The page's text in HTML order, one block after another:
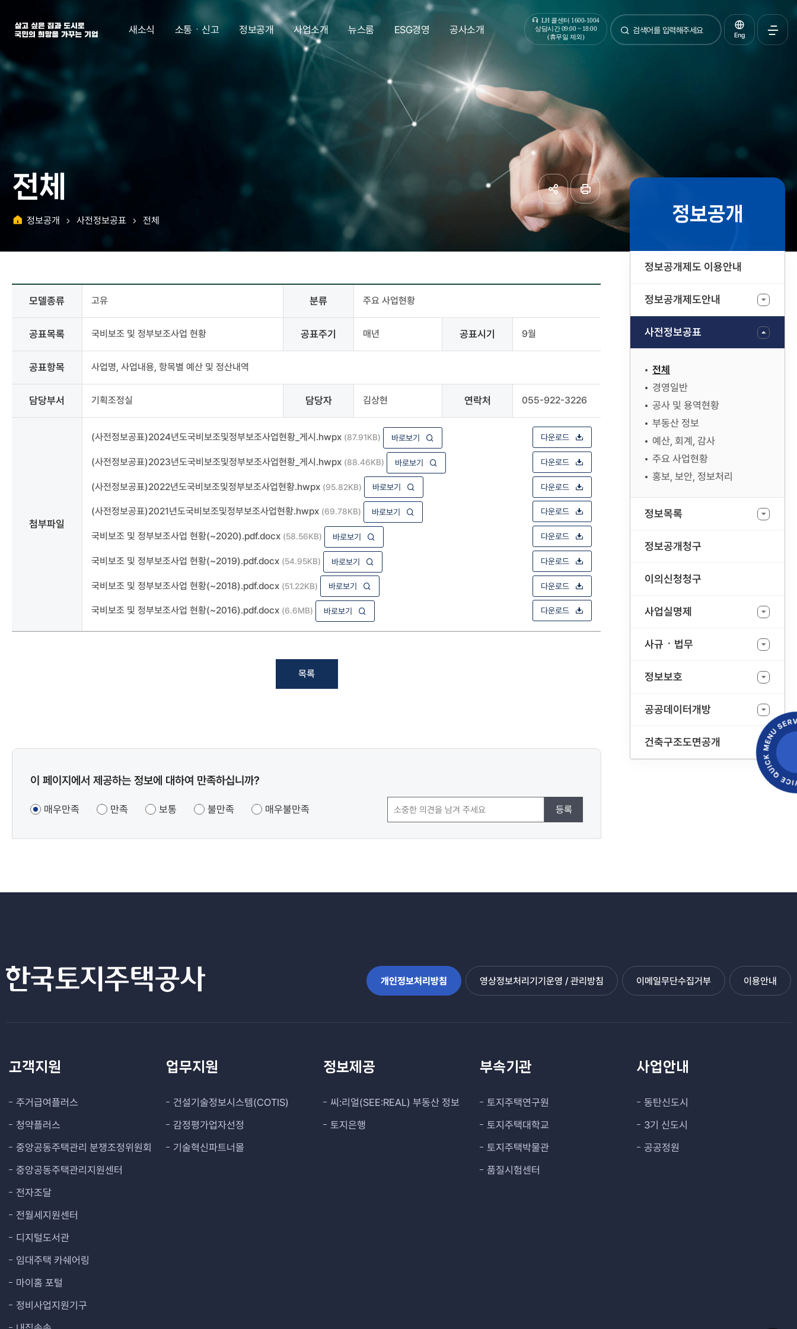
살고 싶은 집과 도시로 국민의 희망을 가꾸는 기업 | 한국토지주택공사
LH 콜센터 1600-1004
상담시간 09:00 ~ 18:00
(휴무일 제외)
통합검색
검색 Eng
새소식 소통ㆍ신고 정보공개 사업소개 뉴스룸 ESG경영 공사소개
전체
정보공개
정보공개제도 이용안내
정보공개제도안내
사전정보공표
전체
경영일반
공사 및 용역현황
부동산 정보
예산, 회계, 감사
주요 사업현황
홍보, 보안, 정보처리
정보목록
정보공개청구
이의신청청구
사업실명제
사규ㆍ법무
정보보호
공공데이터개방
건축구조도면공개
정보공개 사전정보공표 전체 공유하기페이지
-
모델종류,
공표주기,
공표시기,
공표항목,
담당부서,
담당자,
모델종류 고유 분류 주요 사업현황
공표목록 국비보조 및 정부보조사업 현황 공표주기 매년 공표시기 9월
공표항목 사업명, 사업내용, 항목별 예산 및 정산내역
담당부서 기획조정실 담당자 김상현 연락처 055-922-3226
첨부파일
(사전정보공표)2024년도국비보조및정부보조사업현황_게시.hwpx (87.91KB) 바로보기 다운로드
(사전정보공표)2023년도국비보조및정부보조사업현황_게시.hwpx (88.46KB) 바로보기 다운로드
(사전정보공표)2022년도국비보조및정부보조사업현황.hwpx (95.82KB) 바로보기 다운로드
(사전정보공표)2021년도국비보조및정부보조사업현황.hwpx (69.78KB) 바로보기 다운로드
국비보조 및 정부보조사업 현황(~2020).pdf.docx (58.56KB) 바로보기 다운로드
국비보조 및 정부보조사업 현황(~2019).pdf.docx (54.95KB) 바로보기 다운로드
국비보조 및 정부보조사업 현황(~2018).pdf.docx (51.22KB) 바로보기 다운로드
국비보조 및 정부보조사업 현황(~2016).pdf.docx (6.6MB) 바로보기 다운로드
목록
콘텐츠
조사
이 페이지에서 제공하는 정보에 대하여 만족하십니까?
매우만족 만족 보통 불만족 매우불만족 등록
개인정보처리방침 영상정보처리기기운영 / 관리방침 이메일무단수집거부 이용안내
고객지원
주거급여플러스
청약플러스
중앙공동주택관리 분쟁조정위원회
중앙공동주택관리지원센터
전자조달
전월세지원센터
디지털도서관
임대주택 카쉐어링
마이홈 포털
정비사업지원기구
업무지원
건설기술정보시스템(COTIS)
감정평가업자선정
기술혁신파트너몰
정보제공
씨:리얼(SEE:REAL) 부동산 정보
토지은행
부속기관
토지주택연구원
토지주택대학교
토지주택박물관
품질시험센터
사업안내
동탄신도시
3기 신도시
공공정원